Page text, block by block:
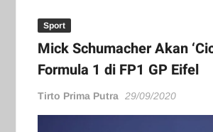
Sport
Mick Schumacher Akan
Formula 1 di FP1 GP Eifel
Tirto Prima Putra 29/09/2020